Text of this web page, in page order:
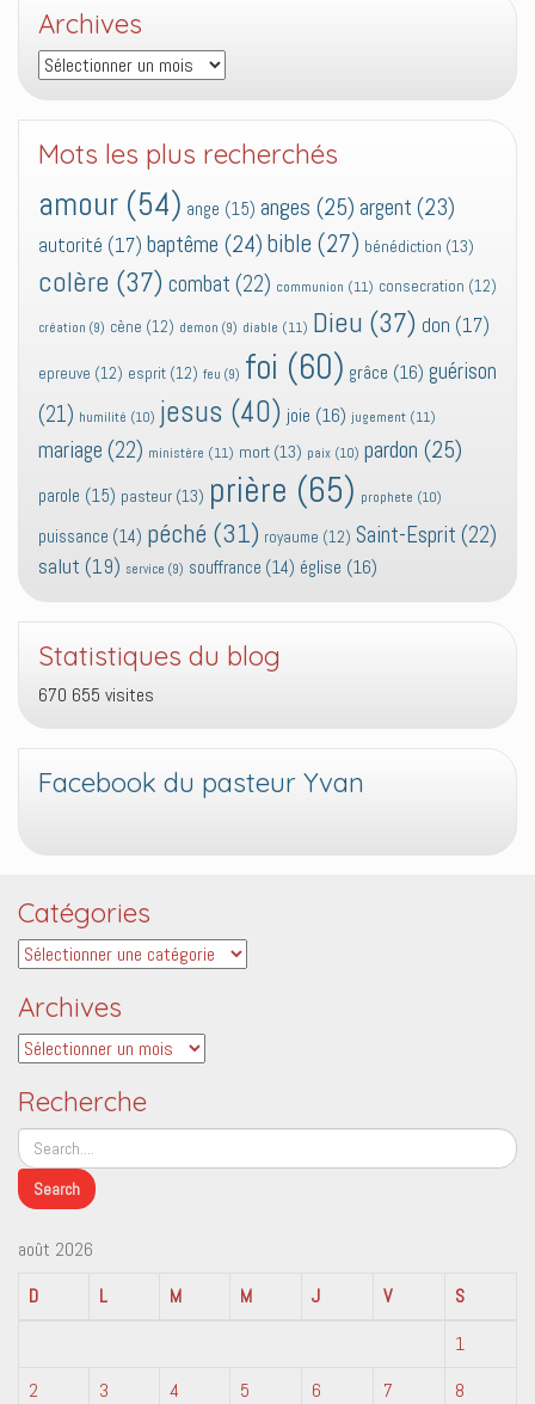
Archives
Archives
Mots les plus recherchés
amour (54) ange (15) anges (25) argent (23)
autorité (17) baptême (24) bible (27) bénédiction (13)
colère (37) combat (22) communion (11) consecration (12)
création (9) cène (12) demon (9) diable (11) Dieu (37) don (17)
epreuve (12) esprit (12) feu (9) foi (60) grâce (16) guérison
(21) humilité (10) jesus (40) joie (16) jugement (11)
mariage (22) ministère (11) mort (13) paix (10) pardon (25)
parole (15) pasteur (13) prière (65) prophete (10)
puissance (14) péché (31) royaume (12) Saint-Esprit (22)
salut (19) service (9) souffrance (14) église (16)
Statistiques du blog
670 655 visites
Facebook du pasteur Yvan
Catégories
Catégories
Archives
Archives
Recherche
août 2026
D
L M M J V
S
1
2
3 4 5 6 7
8